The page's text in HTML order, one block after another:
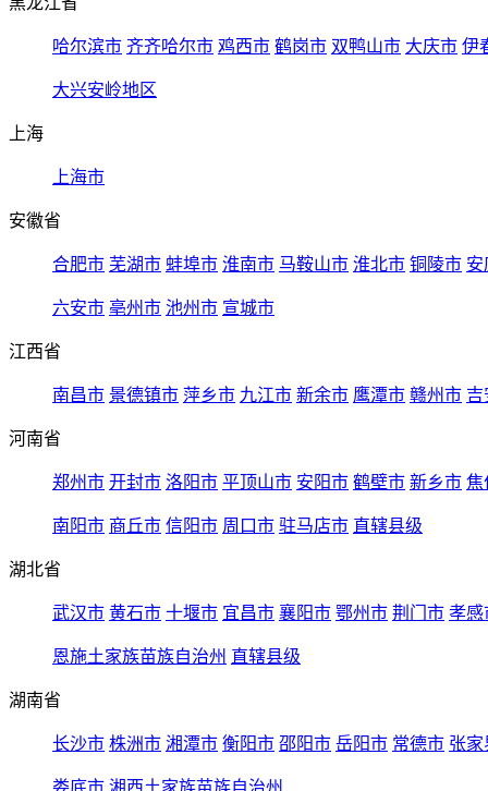
哈尔滨市 齐齐哈尔市 鸡西市 鹤岗市 双鸭山市 大庆市 伊
大兴安岭地区
上海
上海市
安徽省
合肥市 芜湖市 蚌埠市 淮南市 马鞍山市 淮北市 铜陵市 安
六安市 亳州市 池州市 宣城市
江西省
南昌市 景德镇市 萍乡市 九江市 新余市 鹰潭市 赣州市 吉
河南省
郑州市 开封市 洛阳市 平顶山市 安阳市 鹤壁市 新乡市 焦
南阳市 商丘市 信阳市 周口市 驻马店市 直辖县级
湖北省
武汉市 黄石市 十堰市 宜昌市 襄阳市 鄂州市 荆门市 孝感
恩施土家族苗族自治州 直辖县级
湖南省
长沙市 株洲市 湘潭市 衡阳市 邵阳市 岳阳市 常德市 张家
娄底市 湘西土家族苗族自治州